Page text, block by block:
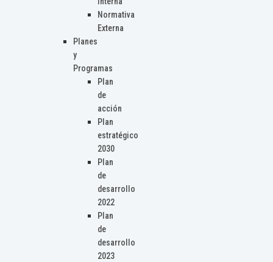
Normativa
Externa
Planes
y
Programas
Plan
de
acción
Plan
estratégico
2030
Plan
de
desarrollo
2022
Plan
de
desarrollo
2023